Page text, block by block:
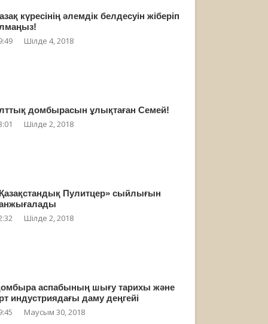
күресінің әлемдік белдесуін жіберіп
Шілде 4, 2018
домбырасын ұлықтаған Семей!
Шілде 2, 2018
Пулитцер» сыйлығын
Шілде 2, 2018
аспабының шығу тарихы және
индустриядағы даму деңгейі
Маусым 30, 2018